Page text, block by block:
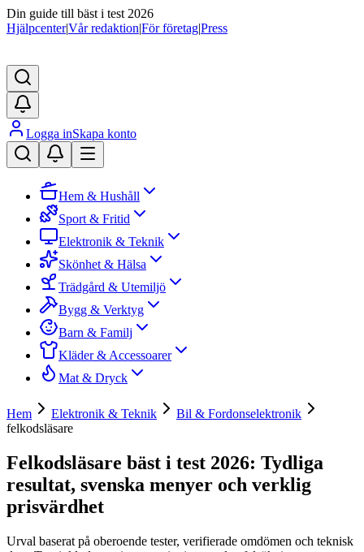
Din guide till bäst i test 2026
Hjälpcenter|Vår redaktion|För företag|Press
Logga inSkapa konto
Hem & Hushåll
Sport & Fritid
Elektronik & Teknik
Skönhet & Hälsa
Trädgård & Utemiljö
Bygg & Verktyg
Barn & Familj
Kläder & Accessoarer
Mat & Dryck
Hem Elektronik & Teknik
Bil & Fordonselektronik
felkodsläsare
Felkodsläsare bäst i test 2026: Tydliga
resultat, svenska menyer och verklig
prisvärdhet
Urval baserat på oberoende tester, verifierade omdömen och teknisk